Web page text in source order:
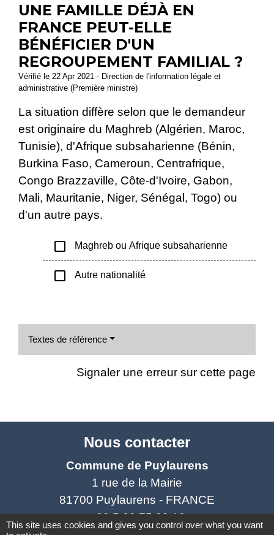
UNE FAMILLE DÉJÀ EN
FRANCE PEUT-ELLE
BÉNÉFICIER D'UN
REGROUPEMENT FAMILIAL ?
Vérifié le 22 Apr 2021 - Direction de l'information légale et
administrative (Première ministre)
La situation diffère selon que le demandeur
est originaire du Maghreb (Algérien, Maroc,
Tunisie), d'Afrique subsaharienne (Bénin,
Burkina Faso, Cameroun, Centrafrique,
Congo Brazzaville, Côte-d'Ivoire, Gabon,
Mali, Mauritanie, Niger, Sénégal, Togo) ou
d'un autre pays.
check_box_outline_blank Maghreb ou Afrique subsaharienne
check_box_outline_blank Autre nationalité
Textes de référence
Signaler une erreur sur cette page
Nous contacter
Commune de Puylaurens
1 rue de la Mairie
81700 Puylaurens - FRANCE
+33 5 63 75 00 18
This site uses cookies and gives you control over what you want